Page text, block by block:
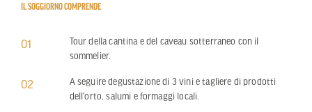
IL SOGGIORNO COMPRENDE
01
Tour della cantina e del caveau sotterraneo con il
sommelier.
02
A seguire degustazione di 3 vini e tagliere di prodotti
dell'orto, salumi e formaggi locali.